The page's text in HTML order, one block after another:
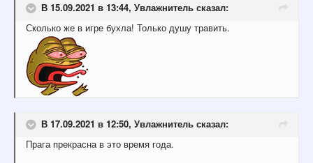
В 15.09.2021 в 13:44, Увлажнитель сказал:
Сколько же в игре бухла! Только душу травить.
В 17.09.2021 в 12:50, Увлажнитель сказал:
Прага прекрасна в это время года.